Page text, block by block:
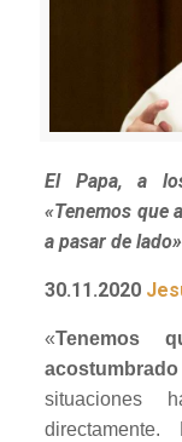
El Papa, a
«Tenemos que
a pasar de lado»
30.11.2020
«Tenemos
situaciones